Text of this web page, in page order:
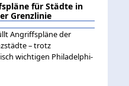
für Städte in
Grenzlinie
Angriffspläne der
– trotz
wichtigen Philadelphi-